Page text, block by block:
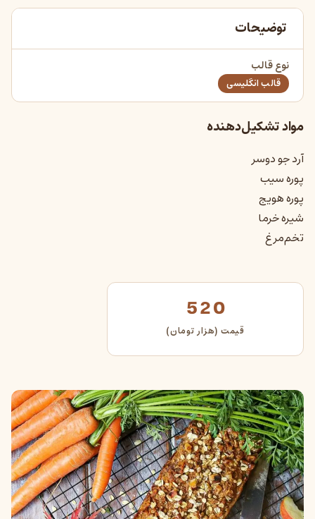
توضیحات
نوع قالب
قالب انگلیسی
مواد تشکیل‌دهنده
آرد جو دوسر
پوره سیب
پوره هویج
شیره خرما
تخم‌مرغ
520
قیمت (هزار تومان)